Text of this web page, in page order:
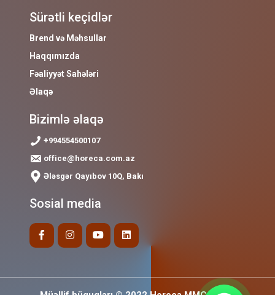
Sürətli keçidlər
Brend və Məhsullar
Haqqımızda
Fəaliyyət Sahələri
Əlaqə
Bizimlə əlaqə
+994554500107
office@horeca.com.az
Ələsgər Qayıbov 10Q, Bakı
Sosial media